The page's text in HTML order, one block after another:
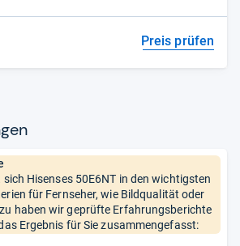
Preis prüfen
Hisenses 50E6NT in den wichtigsten
für Fernseher, wie Bildqualität oder
haben wir geprüfte Erfahrungsberichte
Ergebnis für Sie zusammengefasst: